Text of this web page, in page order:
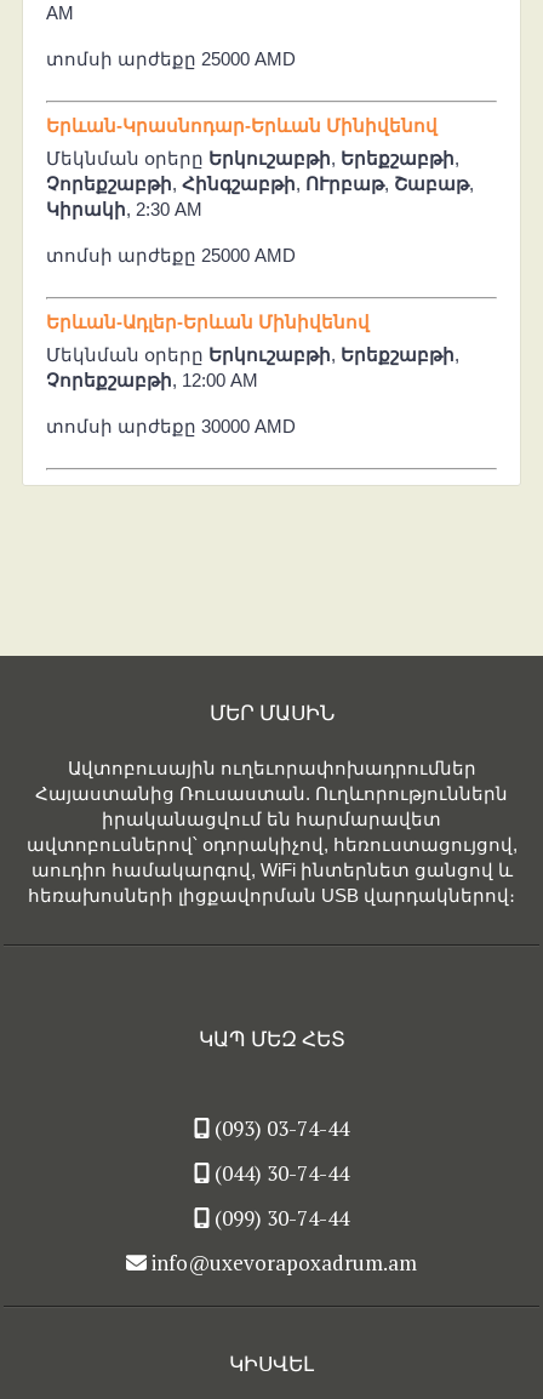
AM
տոմսի արժեքը 25000 AMD
Երևան-Կրասնոդար-Երևան Մինիվենով
Մեկնման օրերը Երկուշաբթի, Երեքշաբթի,
Չորեքշաբթի, Հինգշաբթի, ՈՒրբաթ, Շաբաթ,
Կիրակի, 2:30 AM
տոմսի արժեքը 25000 AMD
Երևան-Ադլեր-Երևան Մինիվենով
Մեկնման օրերը Երկուշաբթի, Երեքշաբթի,
Չորեքշաբթի, 12:00 AM
տոմսի արժեքը 30000 AMD
ՄԵՐ ՄԱՍԻՆ
Ավտոբուսային ուղեւորափոխադրումներ
Հայաստանից Ռուսաստան. Ուղևորություններն
իրականացվում են հարմարավետ
ավտոբուսներով՝ օդորակիչով, հեռուստացույցով,
աուդիո համակարգով, WiFi ինտերնետ ցանցով և
հեռախոսների լիցքավորման USB վարդակներով։
ԿԱՊ ՄԵԶ ՀԵՏ
(093) 03-74-44
(044) 30-74-44
(099) 30-74-44
info@uxevorapoxadrum.am
ԿԻՍՎԵԼ